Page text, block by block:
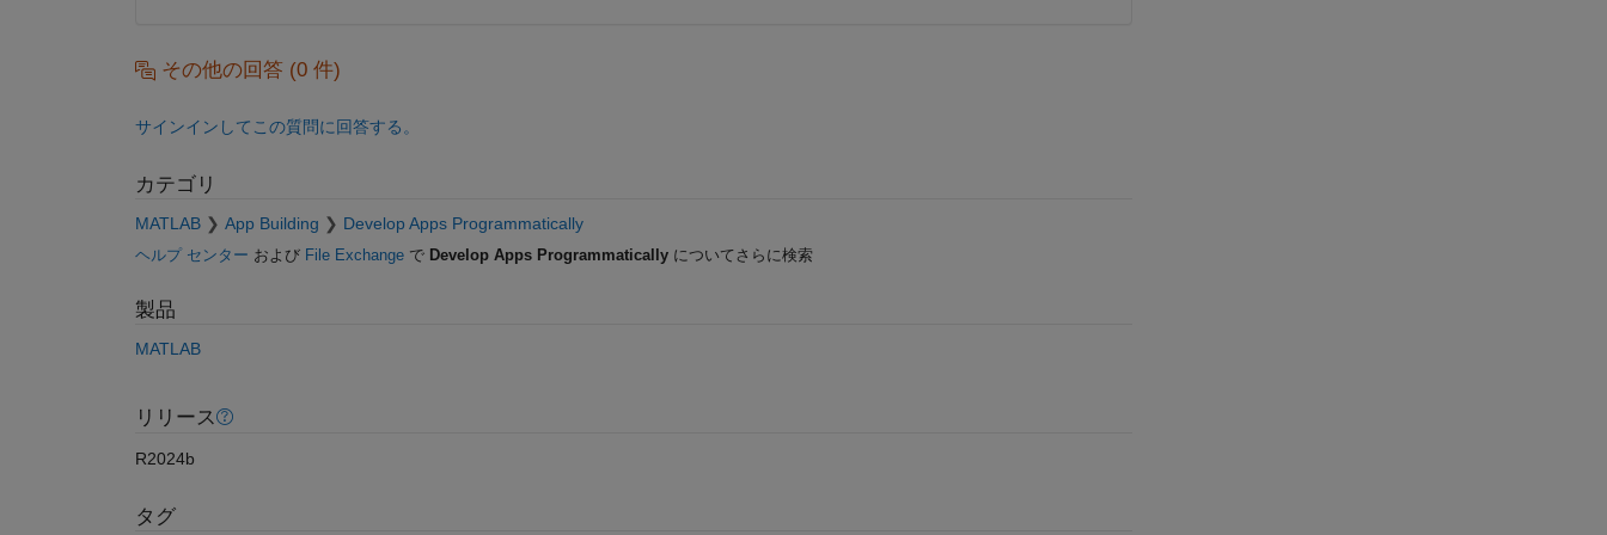
その他の回答 (0 件)
サインインしてこの質問に回答する。
カテゴリ
MATLAB App Building Develop Apps Programmatically
ヘルプ センター および File Exchangeで Develop Apps Programmaticallyについてさらに検索
製品
MATLAB
リリース
R2024b
タグ